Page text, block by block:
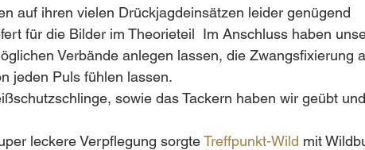
auf ihren vielen Drückjagdeinsätzen leider genügend
für die Bilder im Theorieteil  Im Anschluss haben
Verbände anlegen lassen, die Zwangsfixierung
jeden Puls fühlen lassen.
sowie das Tackern haben wir geübt und
leckere Verpflegung sorgte Treffpunkt-Wild mit